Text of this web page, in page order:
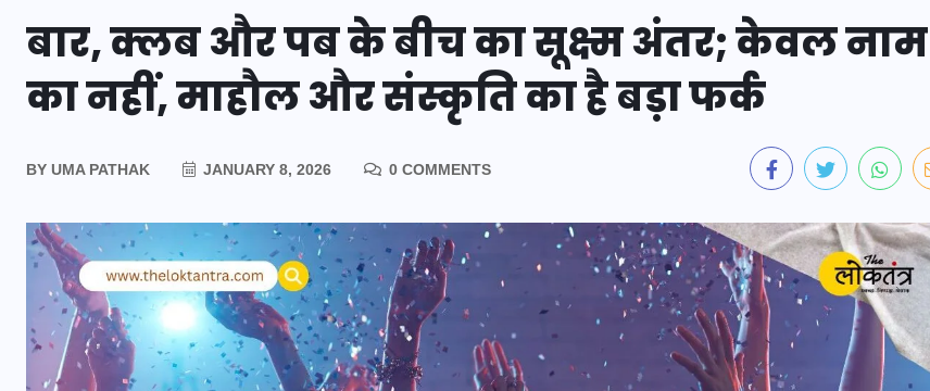
बार, क्लब और पब के बीच का सूक्ष्म अंतर; केवल नाम
का नहीं, माहौल और संस्कृति का है बड़ा फर्क
BY UMA PATHAK JANUARY 8, 2026 0 COMMENTS